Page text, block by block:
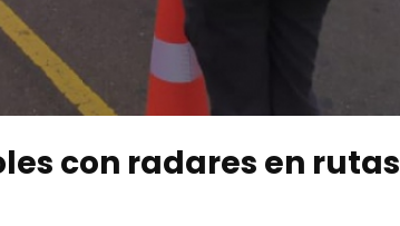
con radares en rutas